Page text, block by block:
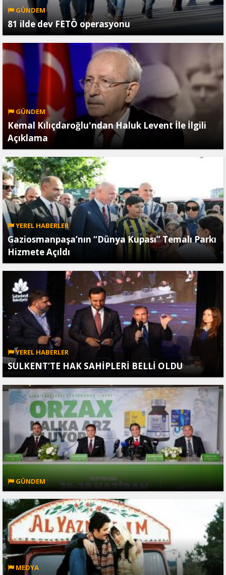
GÜNDEM
81 ilde dev FETÖ operasyonu
GÜNDEM
Kemal Kılıçdaroğlu'ndan Haluk Levent İle İlgili
Açıklama
YEREL HABERLER
Gaziosmanpaşa’nın “Dünya Kupası” Temalı Parkı
Hizmete Açıldı
YEREL HABERLER
SULKENT’TE HAK SAHİPLERİ BELLİ OLDU
GÜNDEM
MEDYA